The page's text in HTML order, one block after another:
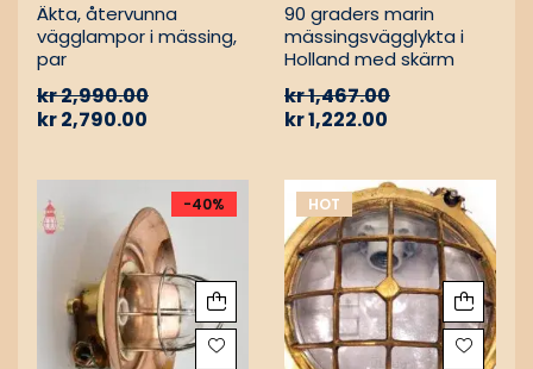
Äkta, återvunna
vägglampor i mässing,
par
kr2,990.00
kr2,790.00
90 graders marin
mässingsvägglykta i
Holland med skärm
kr1,467.00
kr1,222.00
-40% HOT